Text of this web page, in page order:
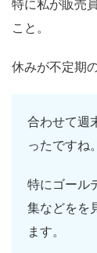
特に私が販売
こと。
休みが不定期
合わせて週
ったですね。
特にゴール
集などをを
ます。